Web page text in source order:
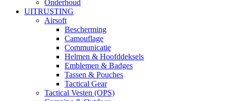
Onderhoud
UITRUSTING
Airsoft
Bescherming
Camouflage
Communicatie
Helmen & Hoofddeksels
Emblemen & Badges
Tassen & Pouches
Tactical Gear
Tactical Vesten (OPS)